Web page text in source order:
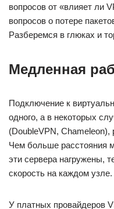
вопросов от «влияет ли
вопросов о потере
Разберемся в глюках и
Медленная
Подключение к
одного, а в некоторых
(DoubleVPN,
Чем больше расстояния
эти сервера нагружены,
скорость на каждом узле.
У платных провайдеров